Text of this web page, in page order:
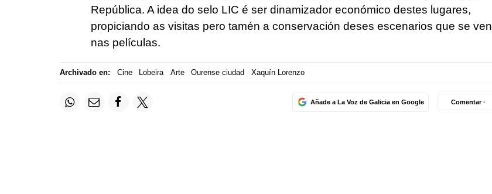
República. A idea do selo LIC é ser dinamizador económico destes lugares,
propiciando as visitas pero tamén a conservación deses escenarios que se ven
nas películas.
Archivado en: Cine Lobeira Arte Ourense ciudad Xaquín Lorenzo
Añade a La Voz de Galicia en Google Comentar ·